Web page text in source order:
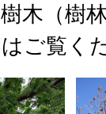
木（樹
ご覧く